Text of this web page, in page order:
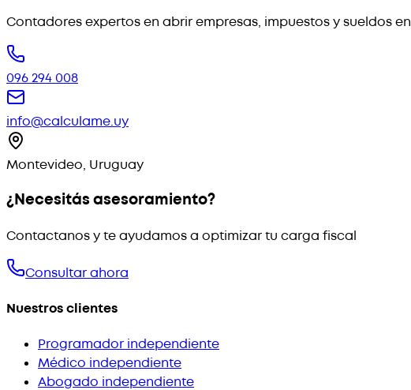
Contadores expertos en abrir empresas, impuestos y sueldos
096 294 008
info@calculame.uy
Montevideo, Uruguay
¿Necesitás asesoramiento?
Contactanos y te ayudamos a optimizar tu carga fiscal
Consultar ahora
Nuestros clientes
Programador independiente
Médico independiente
Abogado independiente